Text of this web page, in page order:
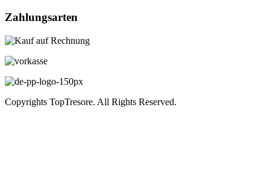
Zahlungsarten
Copyrights TopTresore. All Rights Reserved.